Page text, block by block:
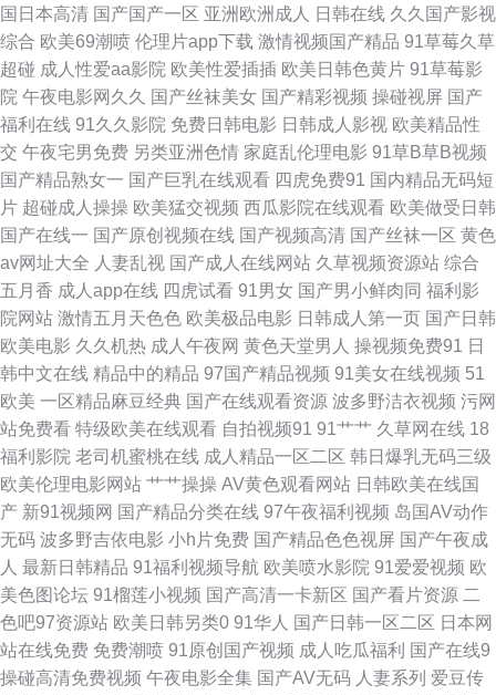
导航 操逼av资源导航 久草视频福利 男人的天堂a爽 欧美色吧国产精品 欧美
性爱综合网站 日韩性交网 东京热蜜桃网 国产传媒三级AV 含羞草看片 黑丝免
费91 亚州午夜影院 91白丝在线抄 91海角 91探花在线吃瓜 日本a级电影久久
成人片伊人 国产伊人久久 黄色影片免费 久草福利免费 天天操天天槡丁香 亚
洲成人小说网站 伊人网页 1024微拍 91精品人 韩国色图av 九九热这里有精
品 久久性交网 伦理aV电影院 男人影院网 伊人成人在线观看 91黄色91刺激
91视频总站 97超碰护士 AV地址不卡免费 美女漏逼视频 青娱乐91国产 日韩
精选av福利 深夜福利网站导航 波多野氏黄色39 国产传媒日韩一区 国产丝袜
综合在线 欧美sm网站 97精频 国产天天骚 在线观看a网站 欧美午夜免费剧场
韩国专区第一夜 在线视频撸 久久伊人视频 国内九九亚 黄色片日本学生妹 99
精品视频在线 国产酒店久久网 美女91网站黑丝 国精品123 偷拍色图首页 欧
美亚洲色国产 ts美娘无码 韩国美女做爱 欧美福利一区 日本韩国操逼 日韩性
国日本高清 国产国产一区 亚洲欧洲成人 日韩在线 久久国产影视
综合 欧美69潮喷 伦理片app下载 激情视频国产精品 91草莓久草
超碰 成人性爱aa影院 欧美性爱插插 欧美日韩色黄片 91草莓影
院 午夜电影网久久 国产丝袜美女 国产精彩视频 操碰视屏 国产
福利在线 91久久影院 免费日韩电影 日韩成人影视 欧美精品性
交 午夜宅男免费 另类亚洲色情 家庭乱伦理电影 91草B草B视频
国产精品熟女一 国产巨乳在线观看 四虎免费91 国内精品无码短
片 超碰成人操操 欧美猛交视频 西瓜影院在线观看 欧美做受日韩
国产在线一 国产原创视频在线 国产视频高清 国产丝袜一区 黄色
av网址大全 人妻乱视 国产成人在线网站 久草视频资源站 综合
五月香 成人app在线 四虎试看 91男女 国产男小鲜肉同 福利影
院网站 激情五月天色色 欧美极品电影 日韩成人第一页 国产日韩
欧美电影 久久机热 成人午夜网 黄色天堂男人 操视频免费91 日
韩中文在线 精品中的精品 97国产精品视频 91美女在线视频 51
欧美 一区精品麻豆经典 国产在线观看资源 波多野洁衣视频 污网
站免费看 特级欧美在线观看 自拍视频91 91艹艹 久草网在线 18
福利影院 老司机蜜桃在线 成人精品一区二区 韩日爆乳无码三级
欧美伦理电影网站 艹艹操操 AV黄色观看网站 日韩欧美在线国
产 新91视频网 国产精品分类在线 97午夜福利视频 岛国AV动作
无码 波多野吉依电影 小h片免费 国产精品色色视屏 国产午夜成
人 最新日韩精品 91福利视频导航 欧美喷水影院 91爱爱视频 欧
美色图论坛 91榴莲小视频 国产高清一卡新区 国产看片资源 二
色吧97资源站 欧美日韩另类0 91华人 国产日韩一区二区 日本网
站在线免费 免费潮喷 91原创国产视频 成人吃瓜福利 国产在线9
操碰高清免费视频 午夜电影全集 国产AV无码 人妻系列 爱豆传